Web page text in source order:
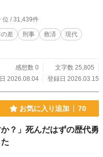
トーリー。 若干（！？）
な人は・・・ご注意を。
位 / 31,439件
差 刑事 救済
現代
感想数 0
文字数 25,805
2026.08.04
登録日 2026.03.15
お気に入り追加 70
？」死んだはずの歴代勇